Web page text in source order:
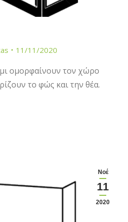
11/11/2020
ομορφαίνουν τον χώρο
το φώς και την θέα.
Νοέ
11
2020